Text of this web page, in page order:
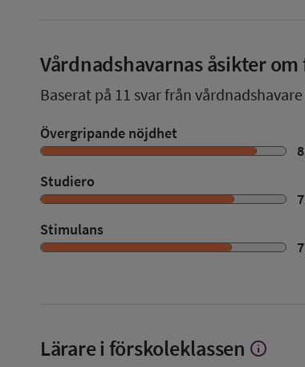
Vårdnadshavarnas åsikter
Baserat på 11 svar från
Övergripande nöjdhet
Studiero
Stimulans
Lärare i förskoleklassen Visa
info